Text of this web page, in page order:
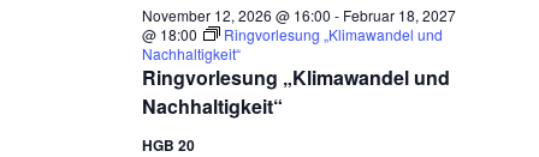
Ringvorlesung „Klimawandel und
Nachhaltigkeit“
November 12, 2026 @ 16:00 - Februar 18, 2027
@ 18:00
Ringvorlesung „Klimawandel und
Nachhaltigkeit“
HGB 20